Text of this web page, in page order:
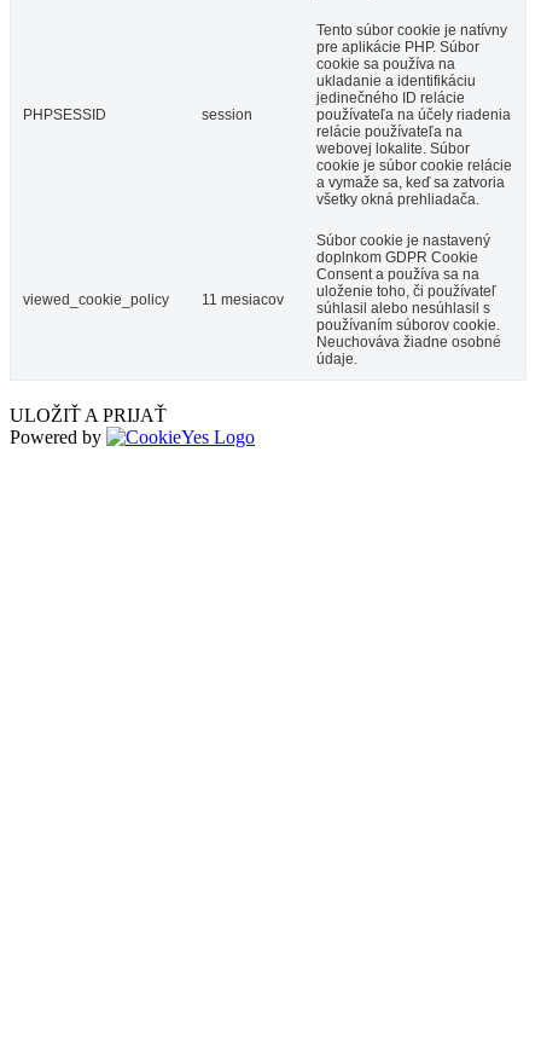
PHPSESSID session
Tento súbor cookie je natívny
pre aplikácie PHP. Súbor
cookie sa používa na
ukladanie a identifikáciu
jedinečného ID relácie
používateľa na účely riadenia
relácie používateľa na
webovej lokalite. Súbor
cookie je súbor cookie relácie
a vymaže sa, keď sa zatvoria
všetky okná prehliadača.
viewed_cookie_policy 11 mesiacov
Súbor cookie je nastavený
doplnkom GDPR Cookie
Consent a používa sa na
uloženie toho, či používateľ
súhlasil alebo nesúhlasil s
používaním súborov cookie.
Neuchováva žiadne osobné
údaje.
ULOŽIŤ A PRIJAŤ
Powered by